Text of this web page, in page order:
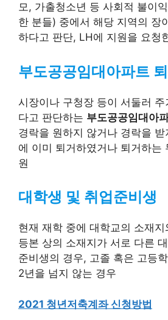
모, 가출청소년 등 사회적 불이
한 분들) 중에서 해당 지역의 장
하다고 판단, LH에 지원을 요청
부도공공임대아파트
시장이나 구청장 등이 서둘러
다고 판단하는 부도공공임대아
경락을 원하지 않거나 경락을
에 이미 퇴거하였거나 퇴거하는
원
대학생 및 취업준비생
현재 재학 중에 대학교의 소재
등본 상의 소재지가 서로 다른
준비생의 경우, 고졸 혹은 고등
2년을 넘지 않는 경우
2021 청년저축계좌 신청방법